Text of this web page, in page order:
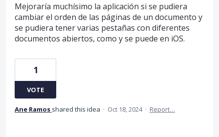
Mejoraría muchísimo la aplicación si se pudiera
cambiar el orden de las páginas de un documento y
se pudiera tener varias pestañas con diferentes
documentos abiertos, como y se puede en iOS.
1
VOTE
Ane Ramos shared this idea · Oct 18, 2024 · Report…